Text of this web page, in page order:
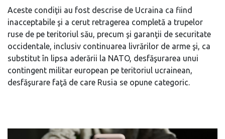
Aceste condiţii au fost descrise de Ucraina ca fiind
inacceptabile şi a cerut retragerea completă a trupelor
ruse de pe teritoriul său, precum şi garanţii de securitate
occidentale, inclusiv continuarea livrărilor de arme şi, ca
substitut în lipsa aderării la NATO, desfăşurarea unui
contingent militar european pe teritoriul ucrainean,
desfăşurare faţă de care Rusia se opune categoric.